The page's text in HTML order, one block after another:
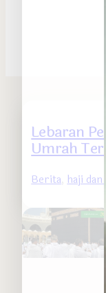
Lebaran
Umrah
Berita ,haji dan